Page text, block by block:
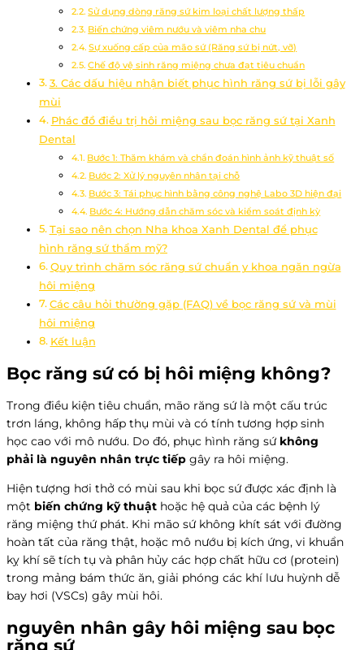
Sử dụng dòng răng sứ kim loại chất lượng thấp
Biến chứng viêm nướu và viêm nha chu
Sự xuống cấp của mão sứ (Răng sứ bị nứt, vỡ)
Chế độ vệ sinh răng miệng chưa đạt tiêu chuẩn
3. Các dấu hiệu nhận biết phục hình răng sứ bị lỗi gây
mùi
Phác đồ điều trị hôi miệng sau bọc răng sứ tại Xanh
Dental
Bước 1: Thăm khám và chẩn đoán hình ảnh kỹ thuật số
Bước 2: Xử lý nguyên nhân tại chỗ
Bước 3: Tái phục hình bằng công nghệ Labo 3D hiện đại
Bước 4: Hướng dẫn chăm sóc và kiểm soát định kỳ
Tại sao nên chọn Nha khoa Xanh Dental để phục
hình răng sứ thẩm mỹ?
Quy trình chăm sóc răng sứ chuẩn y khoa ngăn ngừa
hôi miệng
Các câu hỏi thường gặp (FAQ) về bọc răng sứ và mùi
hôi miệng
Kết luận
Bọc răng sứ có bị hôi miệng không?
Trong điều kiện tiêu chuẩn, mão răng sứ là một cấu trúc
trơn láng, không hấp thụ mùi và có tính tương hợp sinh
học cao với mô nướu. Do đó, phục hình răng sứ không
phải là nguyên nhân trực tiếp gây ra hôi miệng.
Hiện tượng hơi thở có mùi sau khi bọc sứ được xác định là
một biến chứng kỹ thuật hoặc hệ quả của các bệnh lý
răng miệng thứ phát. Khi mão sứ không khít sát với đường
hoàn tất của răng thật, hoặc mô nướu bị kích ứng, vi khuẩn
kỵ khí sẽ tích tụ và phân hủy các hợp chất hữu cơ (protein)
trong mảng bám thức ăn, giải phóng các khí lưu huỳnh dễ
bay hơi (VSCs) gây mùi hôi.
nguyên nhân gây hôi miệng sau bọc
răng sứ